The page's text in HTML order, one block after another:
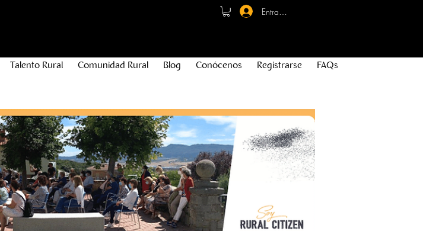
Entrar - Registro
Talento Rural Comunidad Rural Blog Conócenos Registrarse FAQs